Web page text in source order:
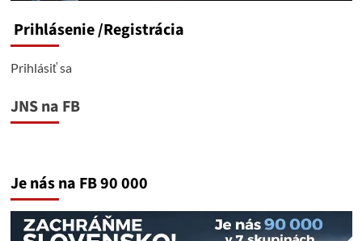
Prihlásenie/Registrácia
Prihlásiť sa
JNS na FB
Je nás na FB 90 000